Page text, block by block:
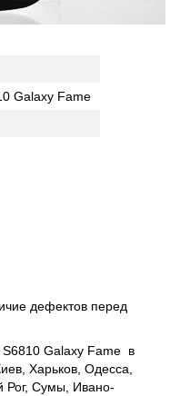
Galaxy Fame
дефектов перед
S6810 Galaxy Fame в
Харьков, Одесса,
Рог, Сумы, Ивано-